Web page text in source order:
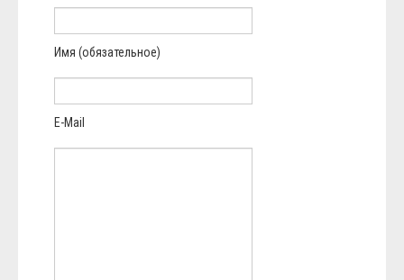
Имя (обязательное)
E-Mail